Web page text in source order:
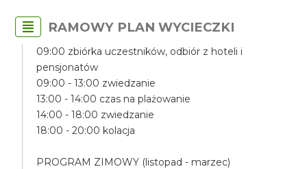
RAMOWY PLAN WYCIECZKI
09:00 zbiórka uczestników, odbiór z hoteli i
pensjonatów
09:00 - 13:00 zwiedzanie
13:00 - 14:00 czas na plażowanie
14:00 - 18:00 zwiedzanie
18:00 - 20:00 kolacja
PROGRAM ZIMOWY (listopad - marzec)